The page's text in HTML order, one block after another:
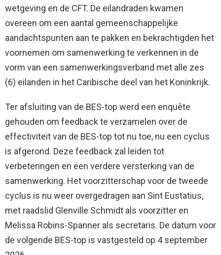
wetgeving en de CFT. De eilandraden kwamen
overeen om een aantal gemeenschappelijke
aandachtspunten aan te pakken en bekrachtigden het
voornemen om samenwerking te verkennen in de
vorm van een samenwerkingsverband met alle zes
(6) eilanden in het Caribische deel van het Koninkrijk.
Ter afsluiting van de BES-top werd een enquête
gehouden om feedback te verzamelen over de
effectiviteit van de BES-top tot nu toe, nu een cyclus
is afgerond. Deze feedback zal leiden tot
verbeteringen en een verdere versterking van de
samenwerking. Het voorzitterschap voor de tweede
cyclus is nu weer overgedragen aan Sint Eustatius,
met raadslid Glenville Schmidt als voorzitter en
Melissa Robins-Spanner als secretaris. De datum voor
de volgende BES-top is vastgesteld op 4 september